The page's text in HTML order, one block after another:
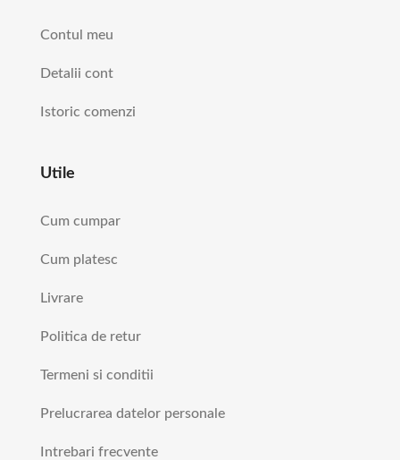
Contul meu
Detalii cont
Istoric comenzi
Utile
Cum cumpar
Cum platesc
Livrare
Politica de retur
Termeni si conditii
Prelucrarea datelor personale
Intrebari frecvente